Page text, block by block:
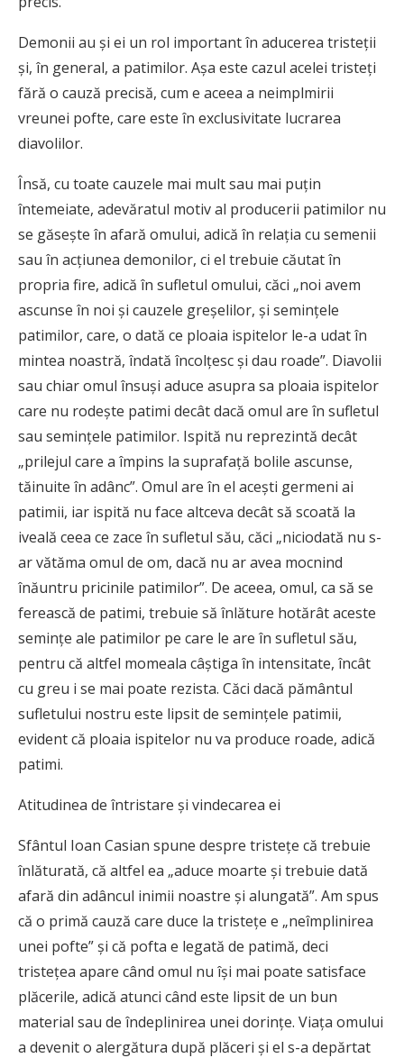
Demonii au şi ei un rol important în aducerea tristeţii
şi, în general, a patimilor. Aşa este cazul acelei tristeţi
fără o cauză precisă, cum e aceea a neimplmirii
vreunei pofte, care este în exclusivitate lucrarea
diavolilor.
Însă, cu toate cauzele mai mult sau mai puţin
întemeiate, adevăratul motiv al producerii patimilor nu
se găseşte în afară omului, adică în relaţia cu semenii
sau în acţiunea demonilor, ci el trebuie căutat în
propria fire, adică în sufletul omului, căci „noi avem
ascunse în noi şi cauzele greşelilor, şi seminţele
patimilor, care, o dată ce ploaia ispitelor le-a udat în
mintea noastră, îndată încolţesc şi dau roade”. Diavolii
sau chiar omul însuşi aduce asupra sa ploaia ispitelor
care nu rodeşte patimi decât dacă omul are în sufletul
sau seminţele patimilor. Ispită nu reprezintă decât
„prilejul care a împins la suprafaţă bolile ascunse,
tăinuite în adânc”. Omul are în el aceşti germeni ai
patimii, iar ispită nu face altceva decât să scoată la
iveală ceea ce zace în sufletul său, căci „niciodată nu s-
ar vătăma omul de om, dacă nu ar avea mocnind
înăuntru pricinile patimilor”. De aceea, omul, ca să se
ferească de patimi, trebuie să înlăture hotărât aceste
seminţe ale patimilor pe care le are în sufletul său,
pentru că altfel momeala câştiga în intensitate, încât
cu greu i se mai poate rezista. Căci dacă pământul
sufletului nostru este lipsit de seminţele patimii,
evident că ploaia ispitelor nu va produce roade, adică
patimi.
Atitudinea de întristare şi vindecarea ei
Sfântul Ioan Casian spune despre tristeţe că trebuie
înlăturată, că altfel ea „aduce moarte şi trebuie dată
afară din adâncul inimii noastre şi alungată”. Am spus
că o primă cauză care duce la tristeţe e „neîmplinirea
unei pofte” şi că pofta e legată de patimă, deci
tristeţea apare când omul nu îşi mai poate satisface
plăcerile, adică atunci când este lipsit de un bun
material sau de îndeplinirea unei dorinţe. Viaţa omului
a devenit o alergătura după plăceri şi el s-a depărtat